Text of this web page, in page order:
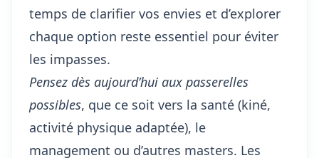
temps de clarifier vos envies et d’explorer
chaque option reste essentiel pour éviter
les impasses.
Pensez dès aujourd’hui aux passerelles
possibles, que ce soit vers la santé (kiné,
activité physique adaptée), le
management ou d’autres masters. Les